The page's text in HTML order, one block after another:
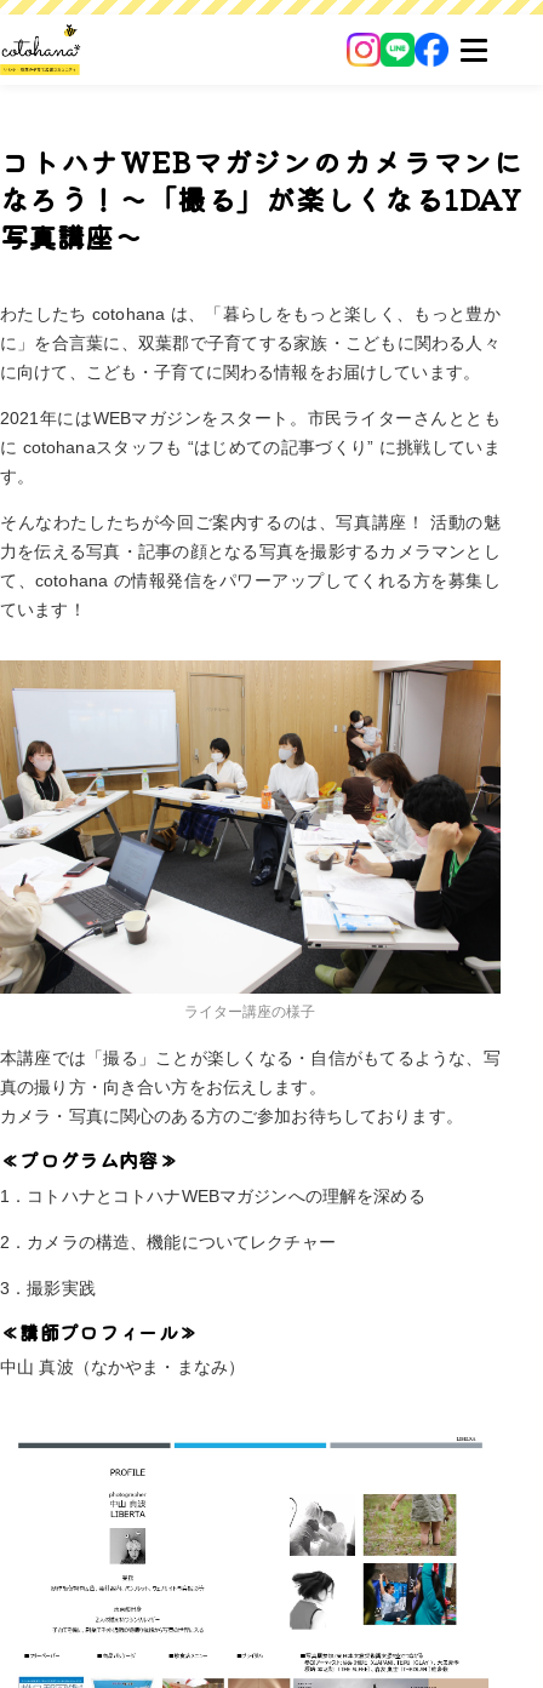
コトハナWEBマガジンのカメラマンに
なろう！～「撮る」が楽しくなる1DAY
写真講座～
わたしたち cotohana は、「暮らしをもっと楽しく、もっと豊か
に」を合言葉に、双葉郡で子育てする家族・こどもに関わる人々
に向けて、こども・子育てに関わる情報をお届けしています。
2021年にはWEBマガジンをスタート。市民ライターさんととも
に cotohanaスタッフも “はじめての記事づくり” に挑戦していま
す。
そんなわたしたちが今回ご案内するのは、写真講座！ 活動の魅
力を伝える写真・記事の顔となる写真を撮影するカメラマンとし
て、cotohana の情報発信をパワーアップしてくれる方を募集し
ています！
ライター講座の様子
本講座では「撮る」ことが楽しくなる・自信がもてるような、写
真の撮り方・向き合い方をお伝えします。
カメラ・写真に関心のある方のご参加お待ちしております。
≪プログラム内容≫
1．コトハナとコトハナWEBマガジンへの理解を深める
2．カメラの構造、機能についてレクチャー
3．撮影実践
≪講師プロフィール≫
中山 真波（なかやま・まなみ）